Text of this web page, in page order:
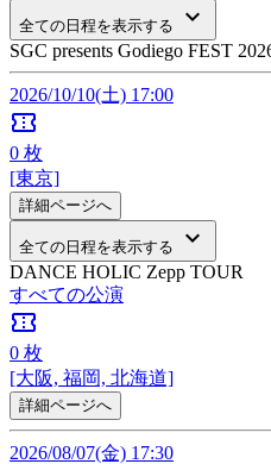
全ての日程を表示する keyboard_arrow_down
SGC presents Godiego FEST
2026/10/10(土) 17:00
confirmation_number
0 枚
[東京]
詳細ページへ
全ての日程を表示する keyboard_arrow_down
DANCE HOLIC Zepp TOUR
すべての公演
confirmation_number
0 枚
[大阪, 福岡, 北海道]
詳細ページへ
2026/08/07(金) 17:30